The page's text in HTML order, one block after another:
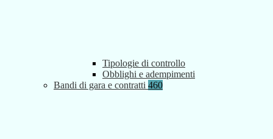
Tipologie di controllo
Obblighi e adempimenti
Bandi di gara e contratti 460